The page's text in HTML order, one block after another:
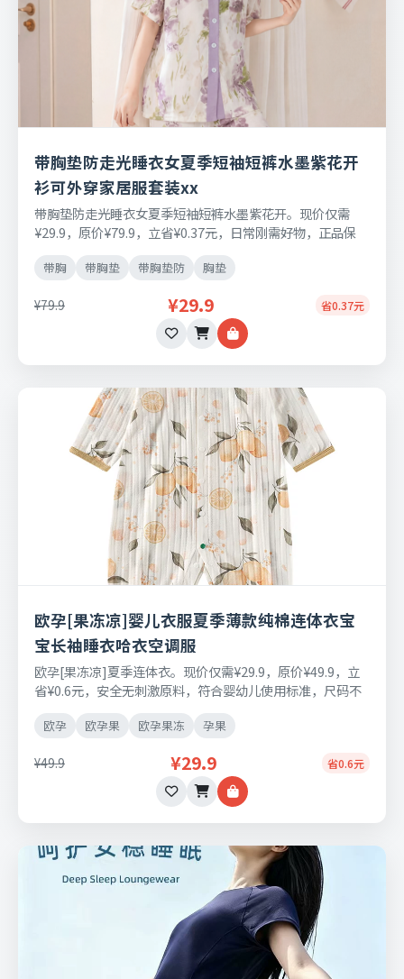
带胸垫防走光睡衣女夏季短袖短裤水墨紫花开
衫可外穿家居服套装xx
带胸垫防走光睡衣女夏季短袖短裤水墨紫花开。现价仅需
¥29.9，原价¥79.9，立省¥0.37元，日常刚需好物，正品保
带胸 带胸垫 带胸垫防 胸垫
¥79.9 ¥29.9 省0.37元
欧孕[果冻凉]婴儿衣服夏季薄款纯棉连体衣宝
宝长袖睡衣哈衣空调服
欧孕[果冻凉]夏季连体衣。现价仅需¥29.9，原价¥49.9，立
省¥0.6元，安全无刺激原料，符合婴幼儿使用标准，尺码不
欧孕 欧孕果 欧孕果冻 孕果
¥49.9 ¥29.9 省0.6元